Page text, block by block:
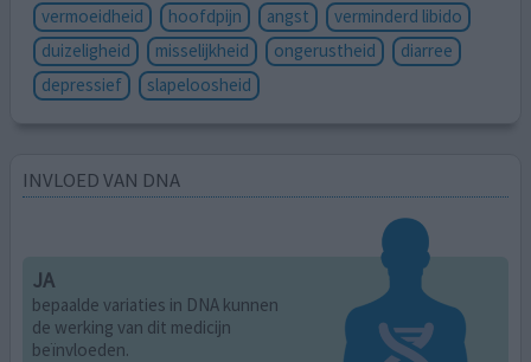
vermoeidheid
hoofdpijn angst
verminderd libido
duizeligheid
misselijkheid ongerustheid
diarree
depressief
slapeloosheid
INVLOED VAN DNA
JA
bepaalde variaties in DNA kunnen
de werking van dit medicijn
beïnvloeden.